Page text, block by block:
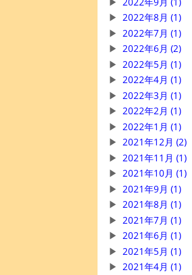
2022年8月 (1)
2022年7月 (1)
2022年6月 (2)
2022年5月 (1)
2022年4月 (1)
2022年3月 (1)
2022年2月 (1)
2022年1月 (1)
2021年12月 (2)
2021年11月 (1)
2021年10月 (1)
2021年9月 (1)
2021年8月 (1)
2021年7月 (1)
2021年6月 (1)
2021年5月 (1)
2021年4月 (1)